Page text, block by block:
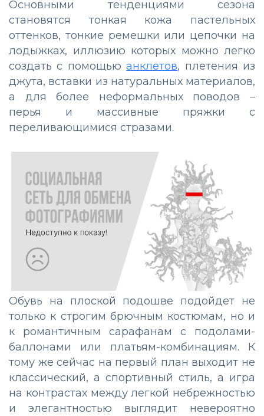
Основными тенденциями сезона
становятся тонкая кожа пастельных
оттенков, тонкие ремешки или цепочки на
лодыжках, иллюзию которых можно легко
создать с помощьюанклетов, плетения из
джута, вставки из натуральных материалов,
а для более неформальных поводов –
перья и массивные пряжки с
переливающимися стразами.
Обувь на плоской подошве подойдет не
только к строгим брючным костюмам, но и
к романтичным сарафанам с подолами-
баллонами или платьям-комбинациям. К
тому же сейчас на первый план выходит не
классический, а спортивный стиль, а игра
на контрастах между легкой небрежностью
и элегантностью выглядит невероятно